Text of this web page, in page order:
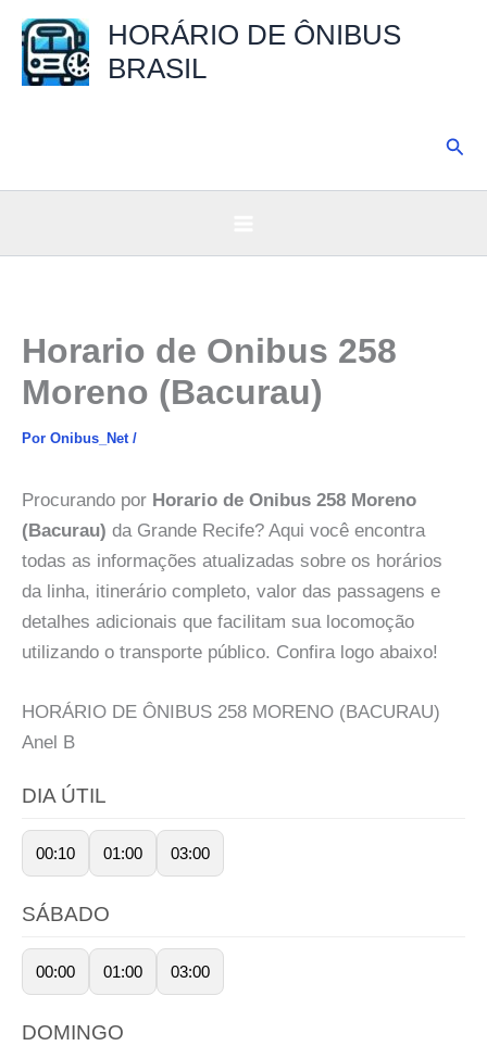
para
HORÁRIO DE ÔNIBUS
BRASIL
Horario de Onibus 258
Moreno (Bacurau)
Por Onibus_Net /
Procurando por Horario de Onibus 258 Moreno
(Bacurau) da Grande Recife? Aqui você encontra
todas as informações atualizadas sobre os horários
da linha, itinerário completo, valor das passagens e
detalhes adicionais que facilitam sua locomoção
utilizando o transporte público. Confira logo abaixo!
HORÁRIO DE ÔNIBUS 258 MORENO (BACURAU)
Anel
B
DIA ÚTIL
00:10 01:00 03:00
SÁBADO
00:00 01:00 03:00
DOMINGO